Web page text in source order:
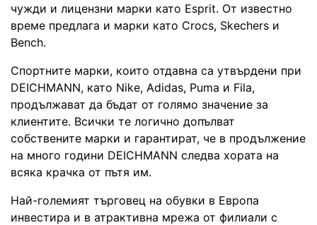
чужди и лицензни марки като Esprit. От известно
време предлага и марки като Crocs, Skechers и
Bench.
Спортните марки, които отдавна са утвърдени при
DEICHMANN, като Nike, Adidas, Puma и Fila,
продължават да бъдат от голямо значение за
клиентите. Всички те логично допълват
собствените марки и гарантират, че в продължение
на много години DEICHMANN следва хората на
всяка крачка от пътя им.
Най-големият търговец на обувки в Европа
инвестира и в атрактивна мрежа от филиали с